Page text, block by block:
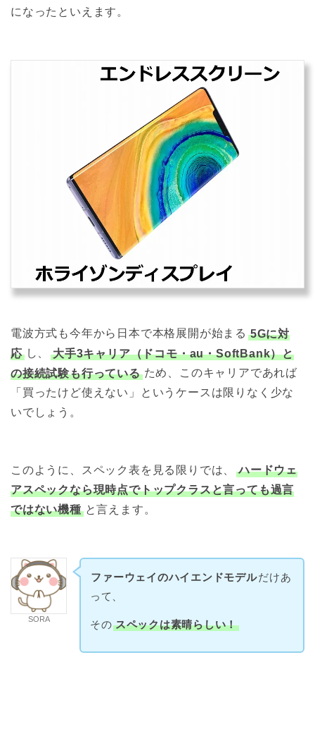
になったといえます。
電波方式も今年から日本で本格展開が始まる 5Gに対
応 し、
大手3キャリア（ドコモ・au・SoftBank）と
の接続試験も行っている ため、このキャリアであれば
「買ったけど使えない」というケースは限りなく少な
いでしょう。
このように、スペック表を見る限りでは、
ハードウェ
アスペックなら現時点でトップクラスと言っても過言
ではない機種 と言えます。
SORA
ファーウェイのハイエンドモデルだけあ
って、
その スペックは素晴らしい！